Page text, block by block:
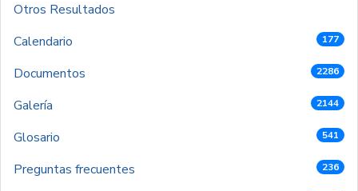
Otros Resultados
Calendario
177
Documentos 2286
Galería 2144
Glosario 541
Preguntas frecuentes 236